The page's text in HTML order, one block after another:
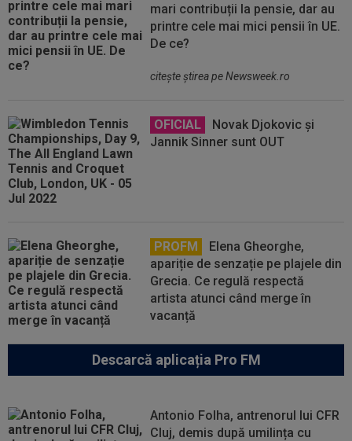
mari contribuții la pensie, dar au
printre cele mai mici pensii în UE.
De ce?
citeşte ştirea pe Newsweek.ro
OFICIAL
Novak Djokovic și
Jannik Sinner sunt OUT
PROFM
Elena Gheorghe,
apariție de senzație pe plajele din
Grecia. Ce regulă respectă
artista atunci când merge în
vacanță
Descarcă aplicația Pro FM
Antonio Folha, antrenorul lui CFR
Cluj, demis după umilința cu